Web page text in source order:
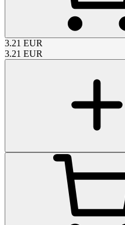
3.21 EUR
3.21 EUR